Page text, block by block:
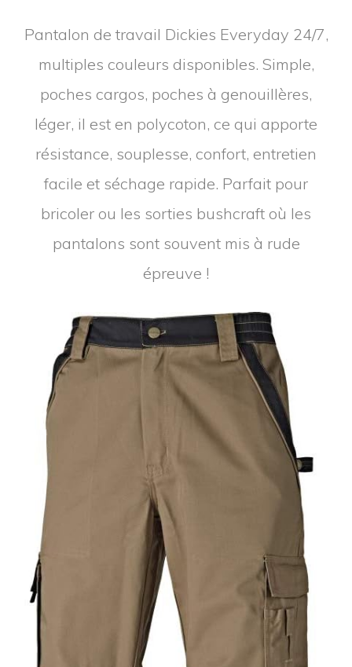
Pantalon de travail Dickies Everyday 24/7,
multiples couleurs disponibles. Simple,
poches cargos, poches à genouillères,
léger, il est en polycoton, ce qui apporte
résistance, souplesse, confort, entretien
facile et séchage rapide. Parfait pour
bricoler ou les sorties bushcraft où les
pantalons sont souvent mis à rude
épreuve !